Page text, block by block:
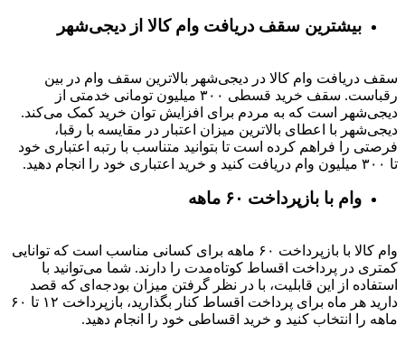
بیشترین سقف دریافت وام کالا از دیجی‌شهر
سقف دریافت وام کالا در دیجی‌شهر بالاترین سقف وام در بین
رقباست. سقف خرید قسطی ۳۰۰ میلیون تومانی خدمتی از
دیجی‌شهر است که به مردم برای افزایش توان خرید کمک می‌کند.
دیجی‌شهر با اعطای بالاترین میزان اعتبار در مقایسه با رقبا،
فرصتی را فراهم کرده است تا بتوانید متناسب با رتبه اعتباری خود
تا ۳۰۰ میلیون وام دریافت کنید و خرید اعتباری خود را انجام دهید.
وام با بازپرداخت ۶۰ ماهه
وام کالا با بازپرداخت ۶۰ ماهه برای کسانی مناسب است که توانایی
کمتری در پرداخت اقساط کوتاه‌مدت را دارند. شما می‌توانید با
استفاده از این قابلیت، با در نظر گرفتن میزان بودجه‌ای که قصد
دارید هر ماه برای پرداخت اقساط کنار بگذارید، بازپرداخت ۱۲ تا ۶۰
ماهه را انتخاب کنید و خرید اقساطی خود را انجام دهید.